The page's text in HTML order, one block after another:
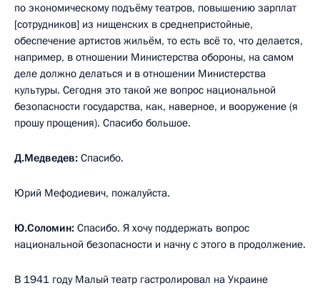
по экономическому подъёму театров, повышению зарплат
[сотрудников] из нищенских в среднепристойные,
обеспечение артистов жильём, то есть всё то, что делается,
например, в отношении Министерства обороны, на самом
деле должно делаться и в отношении Министерства
культуры. Сегодня это такой же вопрос национальной
безопасности государства, как, наверное, и вооружение (я
прошу прощения). Спасибо большое.
Д.Медведев: Спасибо.
Юрий Мефодиевич, пожалуйста.
Ю.Соломин: Спасибо. Я хочу поддержать вопрос
национальной безопасности и начну с этого в продолжение.
В 1941 году Малый театр гастролировал на Украине